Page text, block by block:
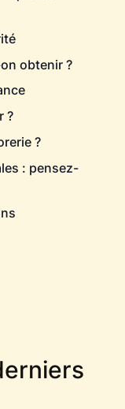
obtenir ?
?
?
: pensez-